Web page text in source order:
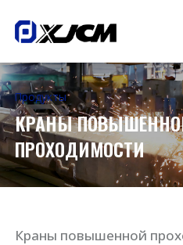
Продукты
КРАНЫ
ПРОХОДИМОСТИ
Краны повышенной